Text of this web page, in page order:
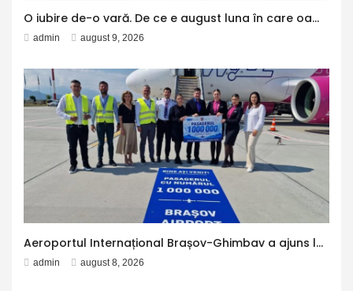
O iubire de-o vară. De ce e august luna în care oamenii își reevaluează relațiile și se despart – Aleph News
admin august 9, 2026
Aeroportul Internațional Brașov-Ghimbav a ajuns la 1 milion de pasageri – Aleph News
admin august 8, 2026